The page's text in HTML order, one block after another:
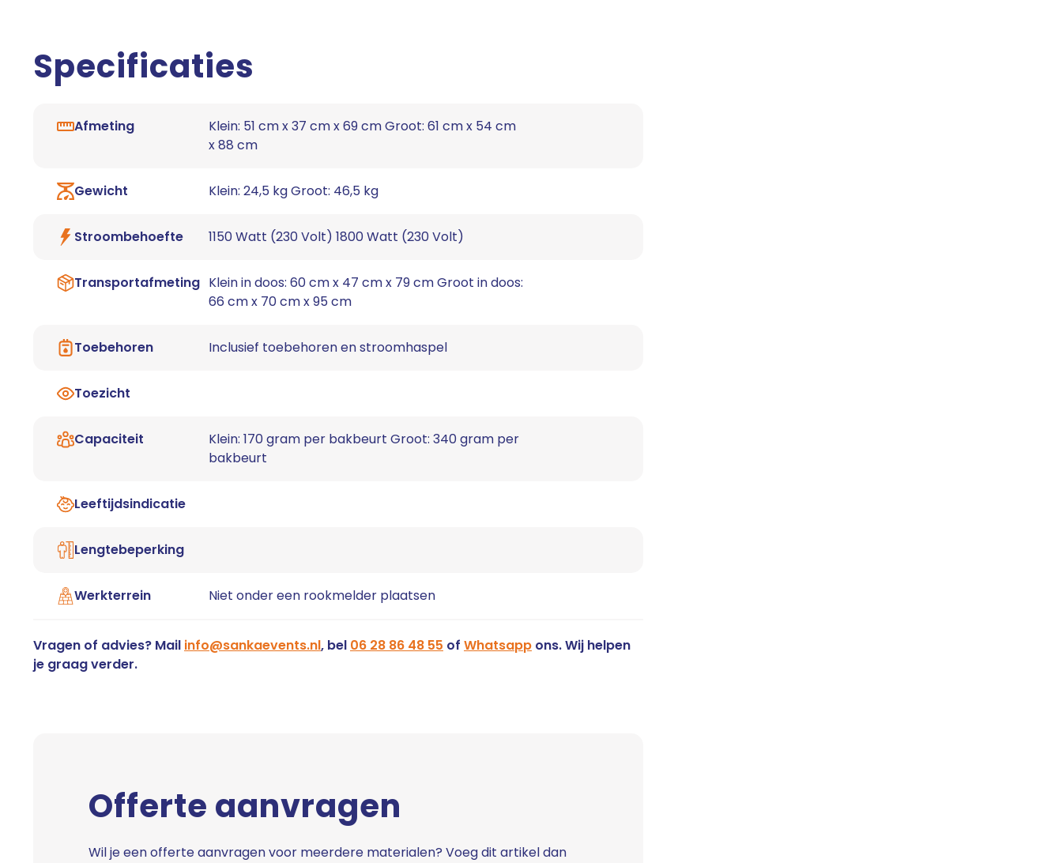
Specificaties
Afmeting
Klein: 51 cm x 37 cm x 69 cm Groot: 61 cm x 54 cm
x 88 cm
Gewicht Klein: 24,5 kg Groot: 46,5 kg
Stroombehoefte 1150 Watt (230 Volt) 1800 Watt (230 Volt)
Transportafmeting Klein in doos: 60 cm x 47 cm x 79 cm Groot in doos:
66 cm x 70 cm x 95 cm
Toebehoren Inclusief toebehoren en stroomhaspel
Toezicht
Capaciteit
Klein: 170 gram per bakbeurt Groot: 340 gram per
bakbeurt
Leeftijdsindicatie
Lengtebeperking
Werkterrein Niet onder een rookmelder plaatsen
Vragen of advies? Mail info@sankaevents.nl, bel 06 28 86 48 55 of Whatsapp ons. Wij helpen
je graag verder.
Offerte aanvragen
Wil je een offerte aanvragen voor meerdere materialen? Voeg dit artikel dan